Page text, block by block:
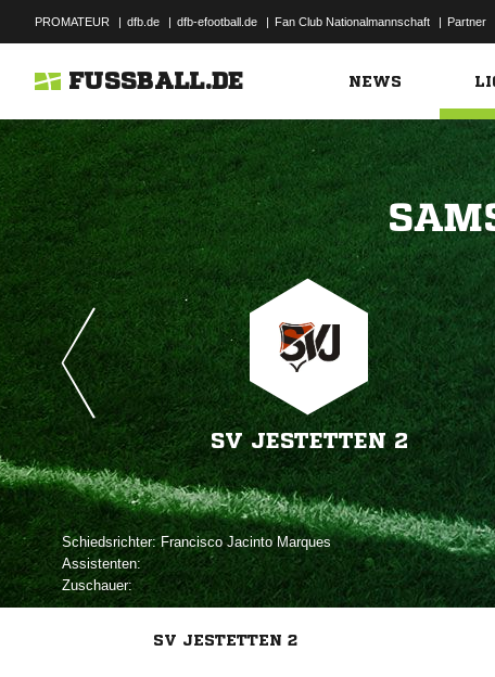
PROMATEUR | dfb.de | dfb-efootball.de | Fan Club Nationalmannschaft | Partner
FUSSBALL.DE NEWS
SV JESTETTEN 2
Schiedsrichter:  
Assistenten:
Zuschauer:
SV JESTETTEN 2